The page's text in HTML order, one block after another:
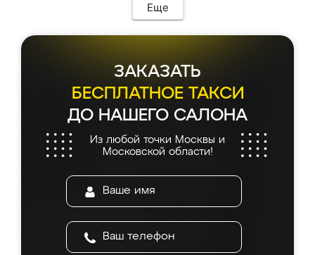
Еще
ЗАКАЗАТЬ
БЕСПЛАТНОЕ ТАКСИ
ДО НАШЕГО САЛОНА
Из любой точки Москвы и
Московской области!